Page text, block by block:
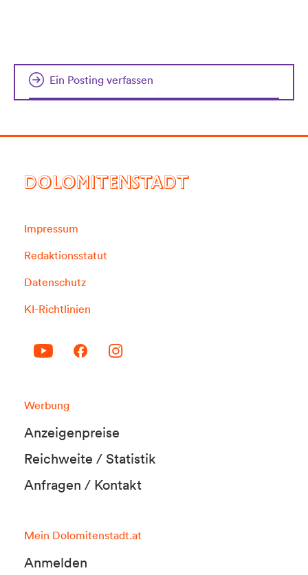
Ein Posting verfassen
DOLOMITENSTADT
Impressum
Redaktionsstatut
Datenschutz
KI-Richtlinien
Werbung
Anzeigenpreise
Reichweite / Statistik
Anfragen / Kontakt
Mein Dolomitenstadt.at
Anmelden